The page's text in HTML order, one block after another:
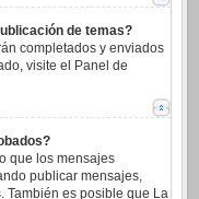
de temas?
completados y enviados
visite el Panel de
que los mensajes
publicar mensajes,
También es posible que La